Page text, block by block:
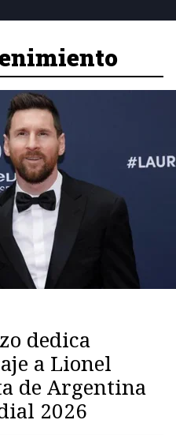
dedica
a Lionel
de Argentina
2026